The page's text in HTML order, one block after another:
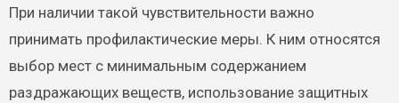
При наличии такой чувствительности важно
принимать профилактические меры. К ним относятся
выбор мест с минимальным содержанием
раздражающих веществ, использование защитных